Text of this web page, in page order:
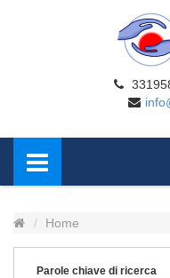
Home
Parole chiave di ricerca